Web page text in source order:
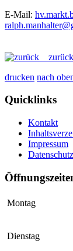
E-Mail:
zurück
drucken nach
Quicklinks
Kontakt
Impressum
Datenschutz
Montag
Dienstag